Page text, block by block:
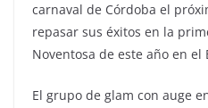
carnaval de Córdoba el
repasar sus éxitos en la
Noventosa de este año en el
El grupo de glam con auge